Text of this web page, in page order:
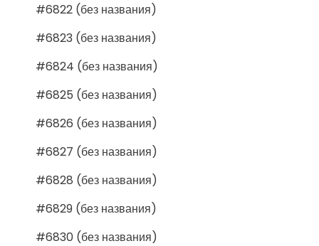
#6822 (без названия)
#6823 (без названия)
#6824 (без названия)
#6825 (без названия)
#6826 (без названия)
#6827 (без названия)
#6828 (без названия)
#6829 (без названия)
#6830 (без названия)